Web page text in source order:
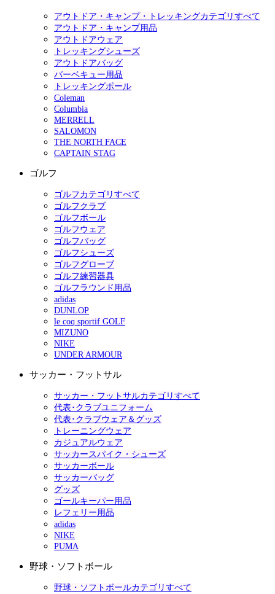
アウトドア・キャンプ・トレッキングカテゴリすべて
アウトドア・キャンプ用品
アウトドアウェア
トレッキングシューズ
アウトドアバッグ
バーベキュー用品
トレッキングポール
Coleman
Columbia
MERRELL
SALOMON
THE NORTH FACE
CAPTAIN STAG
ゴルフ
ゴルフカテゴリすべて
ゴルフクラブ
ゴルフボール
ゴルフウェア
ゴルフバッグ
ゴルフシューズ
ゴルフグローブ
ゴルフ練習器具
ゴルフラウンド用品
adidas
DUNLOP
le coq sportif GOLF
MIZUNO
NIKE
UNDER ARMOUR
サッカー・フットサル
サッカー・フットサルカテゴリすべて
代表･クラブユニフォーム
代表･クラブウェア＆グッズ
トレーニングウェア
カジュアルウェア
サッカースパイク・シューズ
サッカーボール
サッカーバッグ
グッズ
ゴールキーパー用品
レフェリー用品
adidas
NIKE
PUMA
野球・ソフトボール
野球・ソフトボールカテゴリすべて